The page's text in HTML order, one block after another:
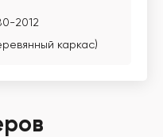
2012
каркас)